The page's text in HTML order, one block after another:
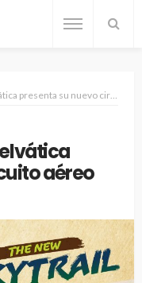
su nuevo circuito aéreo
aéreo